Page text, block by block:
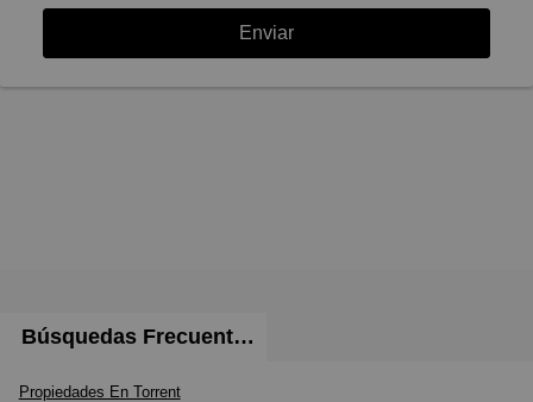
Enviar
Búsquedas Frecuentes
Propiedades En Torrent